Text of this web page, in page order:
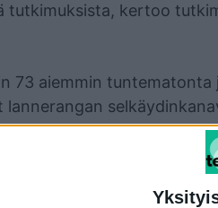
tutkimuksista, kertoo
73 aiemmin tuntematonta
erikseen potilaita, jotka
vuoksi. Heiltä löytyi 32
vaikeampaan muotoon.